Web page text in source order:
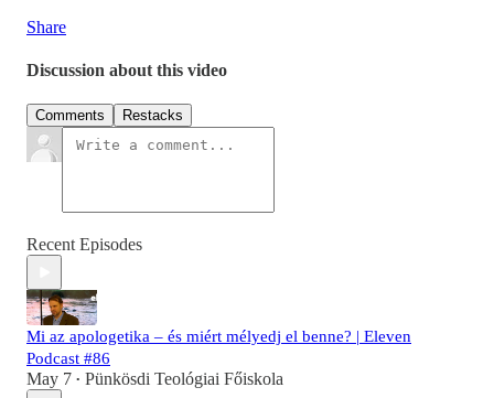
Share
Discussion about this video
Comments Restacks
Recent Episodes
Mi az apologetika – és miért mélyedj el benne? | Eleven
Podcast #86
May 7 • Pünkösdi Teológiai Főiskola